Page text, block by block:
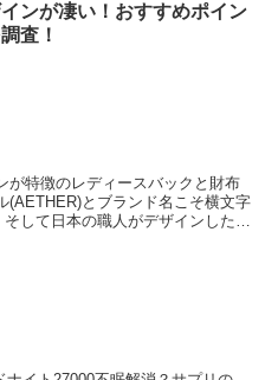
ンが凄い！おすすめポイン
査！
が特徴のレディースバックと財布
して日本の職人がデザインした、